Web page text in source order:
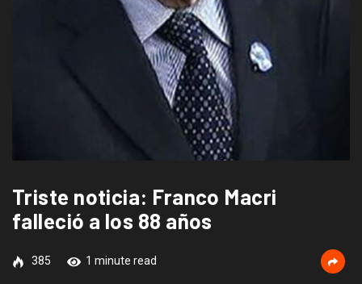
Triste noticia: Franco Macri
falleció a los 88 años
385 1 minute read